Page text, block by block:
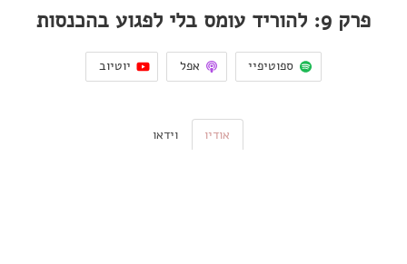
פרק 9: להוריד עומס בלי לפגוע בהכנסות
ספוטיפיי אפל יוטיוב
אודיו וידאו